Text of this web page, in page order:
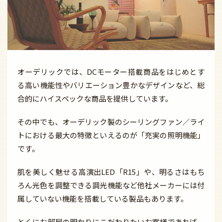
オーデリックでは、DCモーター搭載商品をはじめとす
る高い機能性やバリエーション豊かなデザインなど、総
合的にハイスペックな商品を提供しています。
その中でも、オーデリック製のシーリングファン／ライ
トにおける最大の特徴といえるのが「充実の照明機能」
です。
肌を美しく魅せる高演出LED「R15」や、明るさはもち
ろん光色を調整できる調光機能など他社メーカーには付
属していない機能を搭載している製品もあります。